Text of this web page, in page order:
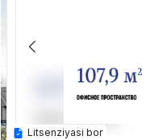
Litsenziyasi bor